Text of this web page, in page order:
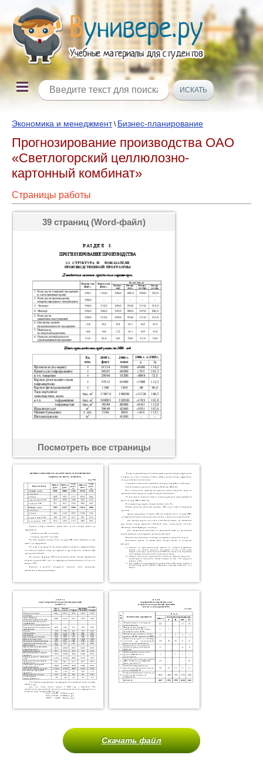
Экономика и менеджмент\ Бизнес-планирование
Прогнозирование производства ОАО
«Светлогорский целлюлозно-
картонный комбинат»
Страницы работы
39 страниц (Word-файл)
Посмотреть все страницы
Скачать файл